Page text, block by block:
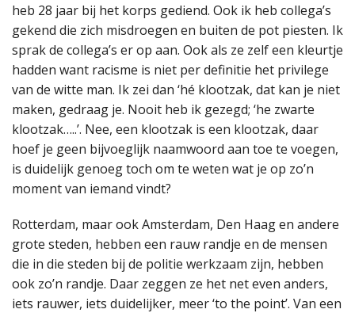
heb 28 jaar bij het korps gediend. Ook ik heb collega’s
gekend die zich misdroegen en buiten de pot piesten. Ik
sprak de collega’s er op aan. Ook als ze zelf een kleurtje
hadden want racisme is niet per definitie het privilege
van de witte man. Ik zei dan ‘hé klootzak, dat kan je niet
maken, gedraag je. Nooit heb ik gezegd; ‘he zwarte
klootzak…..’. Nee, een klootzak is een klootzak, daar
hoef je geen bijvoeglijk naamwoord aan toe te voegen,
is duidelijk genoeg toch om te weten wat je op zo’n
moment van iemand vindt?
Rotterdam, maar ook Amsterdam, Den Haag en andere
grote steden, hebben een rauw randje en de mensen
die in die steden bij de politie werkzaam zijn, hebben
ook zo’n randje. Daar zeggen ze het net even anders,
iets rauwer, iets duidelijker, meer ‘to the point’. Van een